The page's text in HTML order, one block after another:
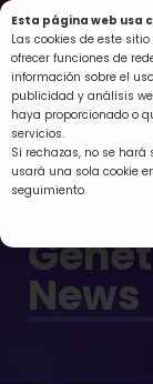
Esta página web usa
Las cookies de este
ofrecer funciones de
información sobre el
publicidad y análisis
haya proporcionado o
servicios.
Si rechazas, no se
usará una sola cookie
seguimiento.
Ir
al
contenido
News